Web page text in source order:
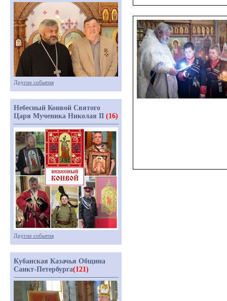
Другие события
Небесный Конвой Святого
Царя Мученика Николая II (16)
Другие события
Кубанская Казачья Община
Санкт-Петербурга(121)